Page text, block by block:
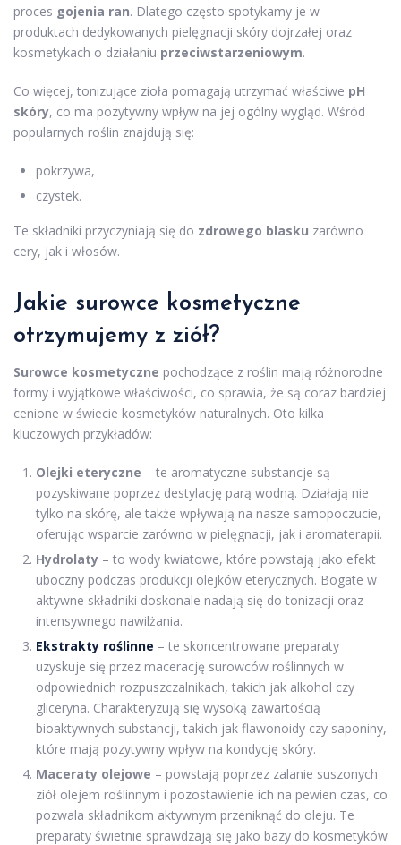
proces gojenia ran. Dlatego często spotykamy je w
produktach dedykowanych pielęgnacji skóry dojrzałej oraz
kosmetykach o działaniu przeciwstarzeniowym.
Co więcej, tonizujące zioła pomagają utrzymać właściwe pH
skóry, co ma pozytywny wpływ na jej ogólny wygląd. Wśród
popularnych roślin znajdują się:
pokrzywa,
czystek.
Te składniki przyczyniają się do zdrowego blasku zarówno
cery, jak i włosów.
Jakie surowce kosmetyczne
otrzymujemy z ziół?
Surowce kosmetyczne pochodzące z roślin mają różnorodne
formy i wyjątkowe właściwości, co sprawia, że są coraz bardziej
cenione w świecie kosmetyków naturalnych. Oto kilka
kluczowych przykładów:
Olejki eteryczne – te aromatyczne substancje są
pozyskiwane poprzez destylację parą wodną. Działają nie
tylko na skórę, ale także wpływają na nasze samopoczucie,
oferując wsparcie zarówno w pielęgnacji, jak i aromaterapii.
Hydrolaty – to wody kwiatowe, które powstają jako efekt
uboczny podczas produkcji olejków eterycznych. Bogate w
aktywne składniki doskonale nadają się do tonizacji oraz
intensywnego nawilżania.
Ekstrakty roślinne – te skoncentrowane preparaty
uzyskuje się przez macerację surowców roślinnych w
odpowiednich rozpuszczalnikach, takich jak alkohol czy
gliceryna. Charakteryzują się wysoką zawartością
bioaktywnych substancji, takich jak flawonoidy czy saponiny,
które mają pozytywny wpływ na kondycję skóry.
Maceraty olejowe – powstają poprzez zalanie suszonych
ziół olejem roślinnym i pozostawienie ich na pewien czas, co
pozwala składnikom aktywnym przeniknąć do oleju. Te
preparaty świetnie sprawdzają się jako bazy do kosmetyków